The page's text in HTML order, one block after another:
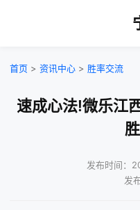
首页 > 资讯中心 > 胜率交流
速成心法!微乐江
发布时间：
发